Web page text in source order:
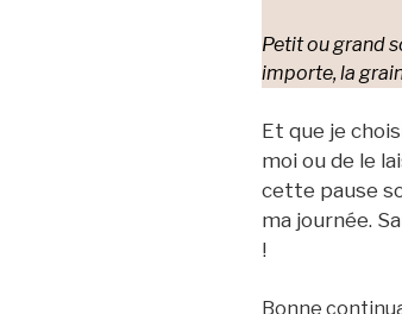
Petit ou grand
importe, la
Et que je
moi ou de le
cette pause
ma journée.
!
Bonne